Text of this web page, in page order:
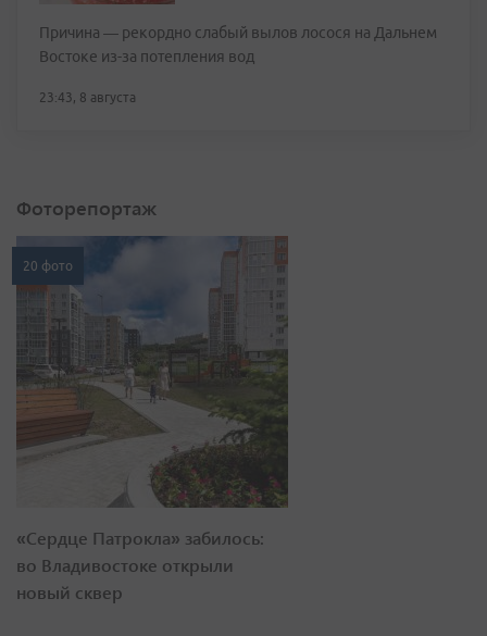
Причина — рекордно слабый вылов лосося на Дальнем
Востоке из-за потепления вод
23:43, 8 августа
Фоторепортаж
20 фото
«Сердце Патрокла» забилось:
во Владивостоке открыли
новый сквер